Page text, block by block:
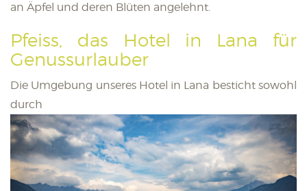
an Äpfel und deren Blüten angelehnt.
Pfeiss, das Hotel in Lana für
Genussurlauber
Die Umgebung unseres Hotel in Lana besticht sowohl
durch